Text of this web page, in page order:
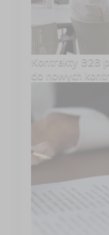
Kontrakty B2B
do nowych